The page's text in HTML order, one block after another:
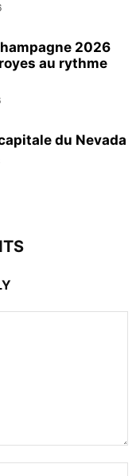
2026
au rythme
du Nevada